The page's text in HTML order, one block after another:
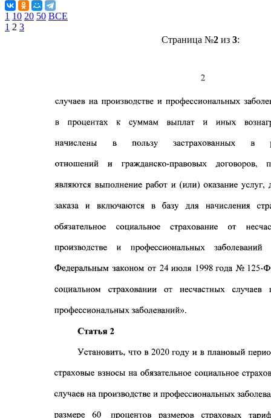
1 10 20 50 ВСЕ
1 2 3
Страница №2из 3: